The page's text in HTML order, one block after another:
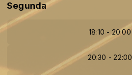
Segunda
18:10 - 20:00
20:30 - 22:00